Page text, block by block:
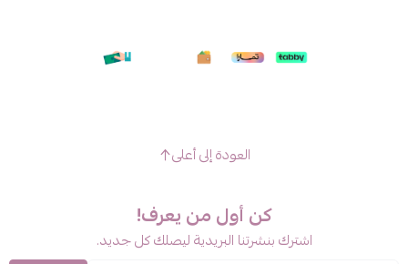
العودة إلى أعلى
كن أول من يعرف!
اشترك بنشرتنا البريدية ليصلك كل جديد.